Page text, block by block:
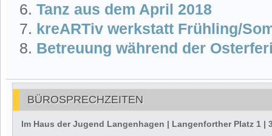
Tanz aus dem April 2018
kreARTiv werkstatt Frühling/
Betreuung während der
BÜROSPRECHZEITEN
Im Haus der Jugend Langenhagen | Langenforther Platz 1 |